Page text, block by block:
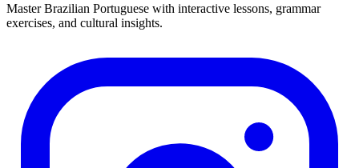
Master Brazilian Portuguese with interactive lessons, grammar
exercises, and cultural insights.